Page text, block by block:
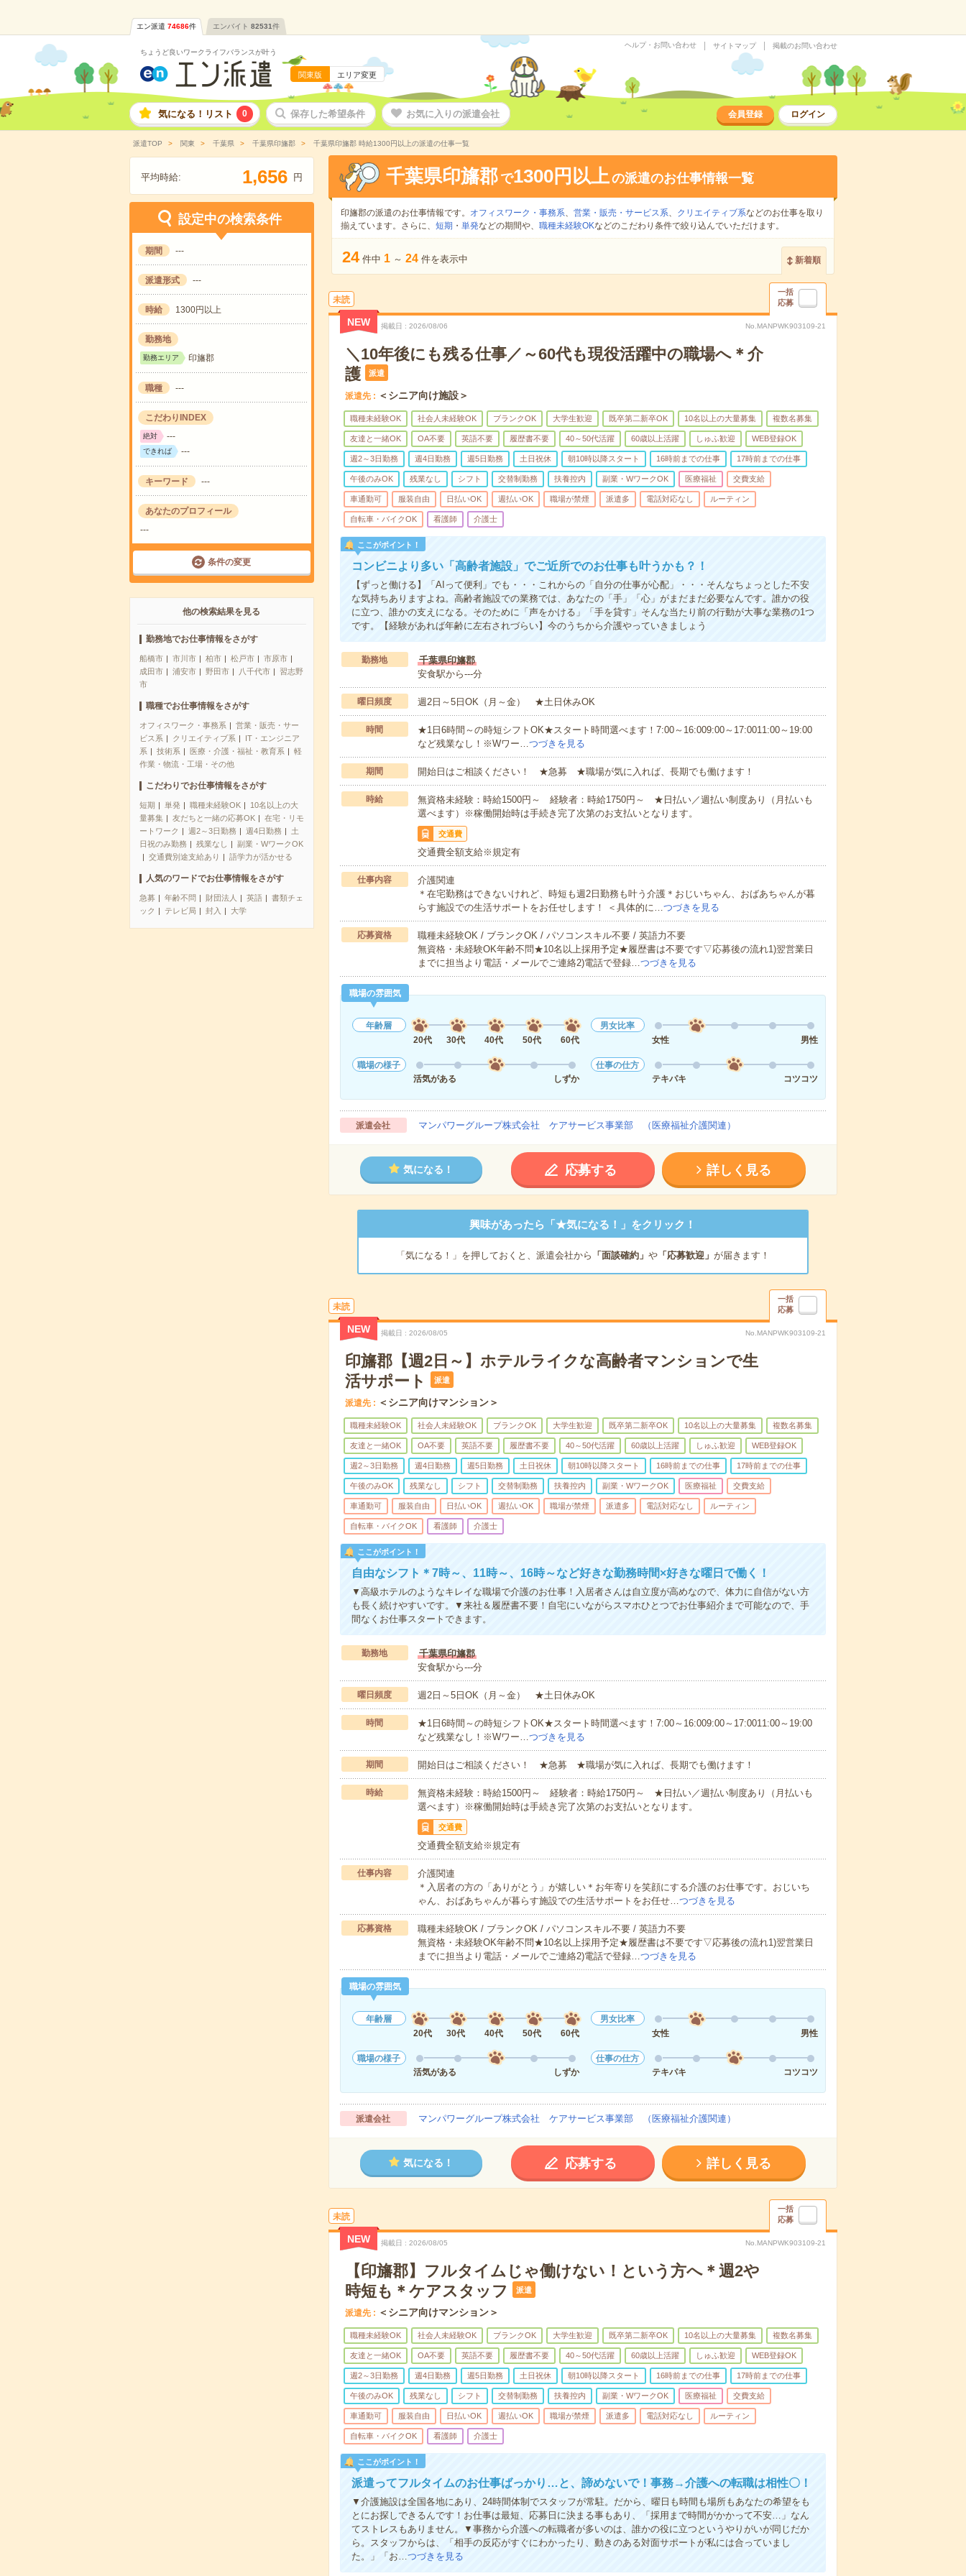
エン派遣 74686件 エンバイト 82531件
ちょうど良いワークライフバランスが叶う
関東版 エリア変更
ヘルプ・お問い合わせ サイトマップ 掲載のお問い合わせ
気になる！リスト 0 保存した希望条件 お気に入りの派遣会社 会員登録 ログイン
派遣TOP 関東 千葉県 千葉県印旛郡 千葉県印旛郡 時給1300円以上の派遣の仕事一覧
平均時給: 1,656 円
設定中の検索条件
期間 ---
派遣形式 ---
時給 1300円以上
勤務地
勤務エリア 印旛郡
職種 ---
こだわりINDEX
絶対 ---
できれば ---
キーワード ---
あなたのプロフィール
---
条件の変更
他の検索結果を見る
勤務地でお仕事情報をさがす
船橋市 市川市 柏市 松戸市
市原市
成田市
浦安市 野田市 八千代市
習志野
市
職種でお仕事情報をさがす
オフィスワーク・事務系
営業・販売・サー
ビス系
クリエイティブ系
IT・エンジニア
系
技術系 医療・介護・福祉・教育系
軽
作業・物流・工場・その他
こだわりでお仕事情報をさがす
短期 単発 職種未経験OK
10名以上の大
量募集
友だちと一緒の応募OK
在宅・リモ
ートワーク
週2～3日勤務 週4日勤務
土
日祝のみ勤務
残業なし
副業・WワークOK
交通費別途支給あり
語学力が活かせる
人気のワードでお仕事情報をさがす
急募 年齢不問 財団法人 英語
書類チェ
ック
テレビ局 封入 大学
千葉県印旛郡 で1300円以上の派遣のお仕事情報一覧
印旛郡の派遣のお仕事情報です。 オフィスワーク・事務系、 営業・販売・サービス系、 クリエイティブ系などのお仕事を取り
揃えています。さらに、 短期 ・ 単発などの期間や、 職種未経験OKなどのこだわり条件で絞り込んでいただけます。
24 件中 1 ～ 24 件を表示中 新着順
未読
一括
応募
NEW 掲載日 2026/08/06 No.MANPWK903109-21
＼10年後にも残る仕事／～60代も現役活躍中の職場へ＊介
護
派遣
派遣先 ＜シニア向け施設＞
職種未経験OK 社会人未経験OK ブランクOK 大学生歓迎 既卒第二新卒OK 10名以上の大量募集 複数名募集
友達と一緒OK OA不要 英語不要 履歴書不要 40～50代活躍 60歳以上活躍 しゅふ歓迎 WEB登録OK
週2～3日勤務 週4日勤務 週5日勤務 土日祝休 朝10時以降スタート 16時前までの仕事 17時前までの仕事
午後のみOK 残業なし シフト 交替制勤務 扶養控内 副業・WワークOK 医療福祉 交費支給
車通勤可 服装自由 日払いOK 週払いOK 職場が禁煙 派遣多 電話対応なし ルーティン
自転車・バイクOK 看護師 介護士
ここがポイント！
コンビニより多い「高齢者施設」でご近所でのお仕事も叶うかも？！
【ずっと働ける】「AIって便利」でも・・・これからの「自分の仕事が心配」・・・そんなちょっとした不安
な気持ちありますよね。高齢者施設での業務では、あなたの「手」「心」がまだまだ必要なんです。誰かの役
に立つ、誰かの支えになる。そのために「声をかける」「手を貸す」そんな当たり前の行動が大事な業務の1つ
です。【経験があれば年齢に左右されづらい】今のうちから介護やっていきましょう
勤務地
千葉県印旛郡
安食駅から---分
曜日頻度 週2日～5日OK（月～金） ★土日休みOK
時間
★1日6時間～の時短シフトOK★スタート時間選べます！7:00～16:009:00～17:0011:00～19:00
など残業なし！※Wワー…つづきを見る
期間 開始日はご相談ください！ ★急募 ★職場が気に入れば、長期でも働けます！
時給
無資格未経験：時給1500円～ 経験者：時給1750円～ ★日払い／週払い制度あり（月払いも
選べます）※稼働開始時は手続き完了次第のお支払いとなります。
交通費
交通費全額支給※規定有
仕事内容
介護関連
＊在宅勤務はできないけれど、時短も週2日勤務も叶う介護＊おじいちゃん、おばあちゃんが暮
らす施設での生活サポートをお任せします！ ＜具体的に…つづきを見る
応募資格
職種未経験OK / ブランクOK / パソコンスキル不要 / 英語力不要
無資格・未経験OK年齢不問★10名以上採用予定★履歴書は不要です▽応募後の流れ1)翌営業日
までに担当より電話・メールでご連絡2)電話で登録…つづきを見る
職場の雰囲気
年齢層
20代
30代 40代 50代 60代
男女比率
女性
男性
職場の様子
活気がある
しずか
仕事の仕方
テキパキ
コツコツ
派遣会社 マンパワーグループ株式会社 ケアサービス事業部 （医療福祉介護関連）
気になる！ 応募する 詳しく見る
興味があったら「★気になる！」をクリック！
「気になる！」を押しておくと、派遣会社から 「面談確約」 や「応募歓迎」 が届きます！
未読
一括
応募
NEW 掲載日 2026/08/05 No.MANPWK903109-21
印旛郡【週2日～】ホテルライクな高齢者マンションで生
活サポート
派遣
派遣先 ＜シニア向けマンション＞
職種未経験OK 社会人未経験OK ブランクOK 大学生歓迎 既卒第二新卒OK 10名以上の大量募集 複数名募集
友達と一緒OK OA不要 英語不要 履歴書不要 40～50代活躍 60歳以上活躍 しゅふ歓迎 WEB登録OK
週2～3日勤務 週4日勤務 週5日勤務 土日祝休 朝10時以降スタート 16時前までの仕事 17時前までの仕事
午後のみOK 残業なし シフト 交替制勤務 扶養控内 副業・WワークOK 医療福祉 交費支給
車通勤可 服装自由 日払いOK 週払いOK 職場が禁煙 派遣多 電話対応なし ルーティン
自転車・バイクOK 看護師 介護士
ここがポイント！
自由なシフト＊7時～、11時～、16時～など好きな勤務時間×好きな曜日で働く！
▼高級ホテルのようなキレイな職場で介護のお仕事！入居者さんは自立度が高めなので、体力に自信がない方
も長く続けやすいです。▼来社＆履歴書不要！自宅にいながらスマホひとつでお仕事紹介まで可能なので、手
間なくお仕事スタートできます。
勤務地
千葉県印旛郡
安食駅から---分
曜日頻度 週2日～5日OK（月～金） ★土日休みOK
時間
★1日6時間～の時短シフトOK★スタート時間選べます！7:00～16:009:00～17:0011:00～19:00
など残業なし！※Wワー…つづきを見る
期間 開始日はご相談ください！ ★急募 ★職場が気に入れば、長期でも働けます！
時給
無資格未経験：時給1500円～ 経験者：時給1750円～ ★日払い／週払い制度あり（月払いも
選べます）※稼働開始時は手続き完了次第のお支払いとなります。
交通費
交通費全額支給※規定有
仕事内容
介護関連
＊入居者の方の「ありがとう」が嬉しい＊お年寄りを笑顔にする介護のお仕事です。おじいち
ゃん、おばあちゃんが暮らす施設での生活サポートをお任せ…つづきを見る
応募資格
職種未経験OK / ブランクOK / パソコンスキル不要 / 英語力不要
無資格・未経験OK年齢不問★10名以上採用予定★履歴書は不要です▽応募後の流れ1)翌営業日
までに担当より電話・メールでご連絡2)電話で登録…つづきを見る
職場の雰囲気
年齢層
20代
30代 40代 50代 60代
男女比率
女性
男性
職場の様子
活気がある
しずか
仕事の仕方
テキパキ
コツコツ
派遣会社 マンパワーグループ株式会社 ケアサービス事業部 （医療福祉介護関連）
気になる！ 応募する 詳しく見る
未読
一括
応募
NEW 掲載日 2026/08/05 No.MANPWK903109-21
【印旛郡】フルタイムじゃ働けない！という方へ＊週2や
時短も＊ケアスタッフ
派遣
派遣先 ＜シニア向けマンション＞
職種未経験OK 社会人未経験OK ブランクOK 大学生歓迎 既卒第二新卒OK 10名以上の大量募集 複数名募集
友達と一緒OK OA不要 英語不要 履歴書不要 40～50代活躍 60歳以上活躍 しゅふ歓迎 WEB登録OK
週2～3日勤務 週4日勤務 週5日勤務 土日祝休 朝10時以降スタート 16時前までの仕事 17時前までの仕事
午後のみOK 残業なし シフト 交替制勤務 扶養控内 副業・WワークOK 医療福祉 交費支給
車通勤可 服装自由 日払いOK 週払いOK 職場が禁煙 派遣多 電話対応なし ルーティン
自転車・バイクOK 看護師 介護士
ここがポイント！
派遣ってフルタイムのお仕事ばっかり…と、諦めないで！事務→介護への転職は相性〇！
▼介護施設は全国各地にあり、24時間体制でスタッフが常駐。だから、曜日も時間も場所もあなたの希望をも
とにお探しできるんです！お仕事は最短、応募日に決まる事もあり、「採用まで時間がかかって不安…」なん
てストレスもありません。▼事務から介護への転職者が多いのは、誰かの役に立つというやりがいが同じだか
ら。スタッフからは、「相手の反応がすぐにわかったり、動きのある対面サポートが私には合っていまし
た。」「お…つづきを見る